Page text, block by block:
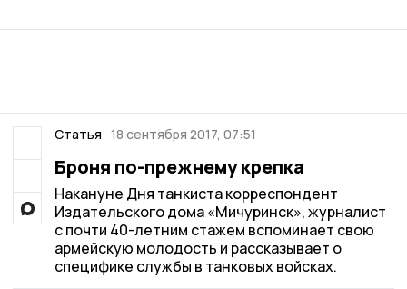
Статья 18 сентября 2017, 07:51
Броня по-прежнему крепка
Накануне Дня танкиста корреспондент
Издательского дома «Мичуринск», журналист
с почти 40-летним стажем вспоминает свою
армейскую молодость и рассказывает о
специфике службы в танковых войсках.